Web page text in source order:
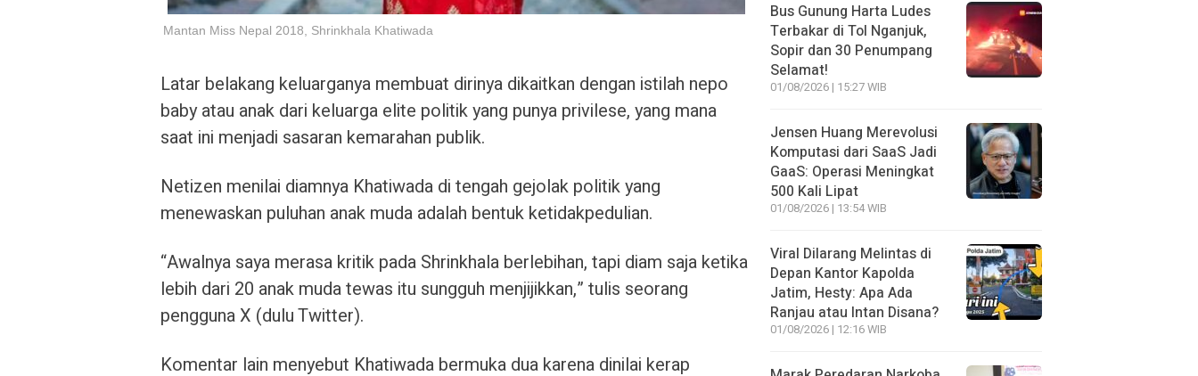
Mantan Miss Nepal 2018, Shrinkhala Khatiwada
Latar belakang keluarganya membuat dirinya dikaitkan dengan istilah nepo
baby atau anak dari keluarga elite politik yang punya privilese, yang mana
saat ini menjadi sasaran kemarahan publik.
Netizen menilai diamnya Khatiwada di tengah gejolak politik yang
menewaskan puluhan anak muda adalah bentuk ketidakpedulian.
“Awalnya saya merasa kritik pada Shrinkhala berlebihan, tapi diam saja ketika
lebih dari 20 anak muda tewas itu sungguh menjijikkan,” tulis seorang
pengguna X (dulu Twitter).
Komentar lain menyebut Khatiwada bermuka dua karena dinilai kerap
Bus Gunung Harta Ludes
Terbakar di Tol Nganjuk,
Sopir dan 30 Penumpang
Selamat!
01/08/2026 | 15:27 WIB
Jensen Huang Merevolusi
Komputasi dari SaaS Jadi
GaaS: Operasi Meningkat
500 Kali Lipat
01/08/2026 | 13:54 WIB
Viral Dilarang Melintas di
Depan Kantor Kapolda
Jatim, Hesty: Apa Ada
Ranjau atau Intan Disana?
01/08/2026 | 12:16 WIB